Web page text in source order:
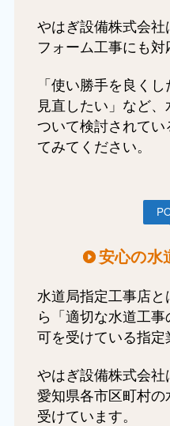
やはぎ設備株式会
フォーム工事にも対
「使い勝手を良く
見直したい」など
ついて検討されて
てみてください。
安心の水
水道局指定工事店
ら「適切な水道工
可を受けている指定
やはぎ設備株式会
愛知県各市区町村
受けています。